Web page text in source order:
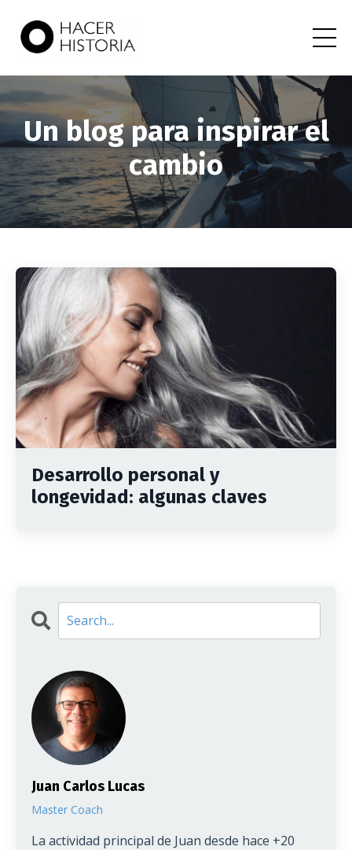
Un blog para inspirar el
cambio
Desarrollo personal y
longevidad: algunas claves
Juan Carlos Lucas
Master Coach
La actividad principal de Juan desde hace +20